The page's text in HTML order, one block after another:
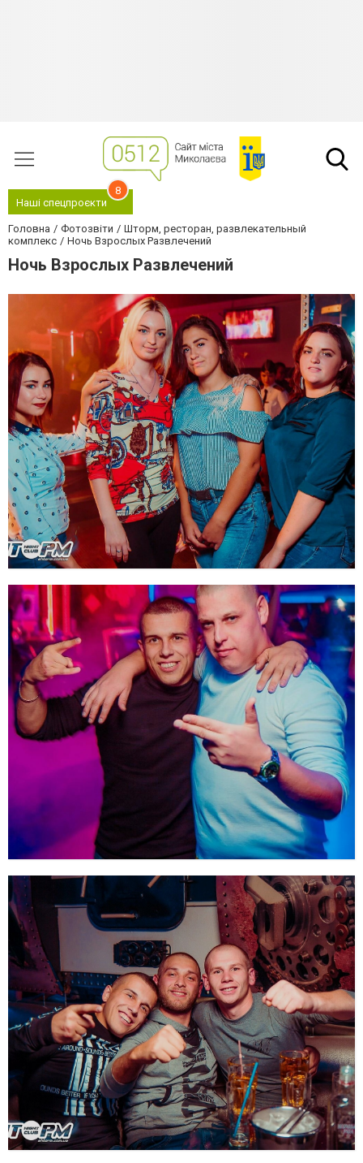
Наші спецпроєкти
8
Головна Фотозвіти
Шторм, ресторан, развлекательный
комплекс
Ночь Взрослых Развлечений
Ночь Взрослых Развлечений